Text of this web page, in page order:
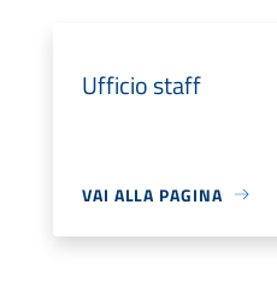
Ufficio staff
VAI ALLA PAGINA